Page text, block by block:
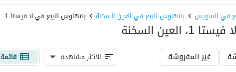
في السويس بنتهاوس للبيع في العين السخنة بنتهاوس للبيع في لا فيستا 1
السخنة
غير المفروشة الأكثر مشاهدة قائمة